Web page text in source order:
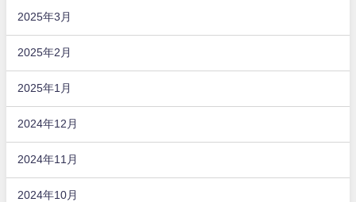
2025年3月
2025年2月
2025年1月
2024年12月
2024年11月
2024年10月